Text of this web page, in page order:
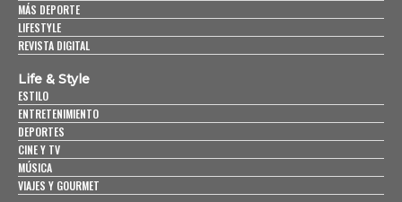
MÁS DEPORTE
LIFESTYLE
REVISTA DIGITAL
Life & Style
ESTILO
ENTRETENIMIENTO
DEPORTES
CINE Y TV
MÚSICA
VIAJES Y GOURMET